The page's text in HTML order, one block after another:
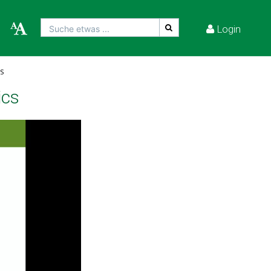
Suche etwas ... Login